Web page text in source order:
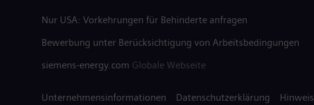
Nur USA: Vorkehrungen für Behinderte anfragen
Bewerbung unter Berücksichtigung von Arbeitsbedingungen
siemens-energy.com Globale Webseite
Unternehmensinformationen Datenschutzerklärung